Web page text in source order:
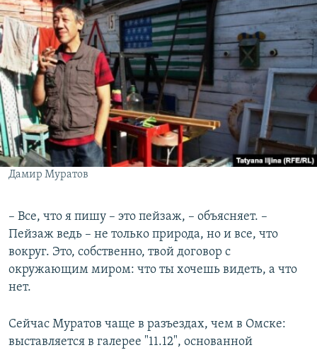
Дамир Муратов
– Все, что я пишу – это пейзаж, – объясняет. –
Пейзаж ведь – не только природа, но и все, что
вокруг. Это, собственно, твой договор с
окружающим миром: что ты хочешь видеть, а что
нет.
Сейчас Муратов чаще в разъездах, чем в Омске:
выставляется в галерее "11.12", основанной